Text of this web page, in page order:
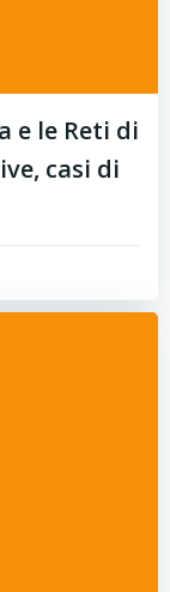
e le Reti di
casi di